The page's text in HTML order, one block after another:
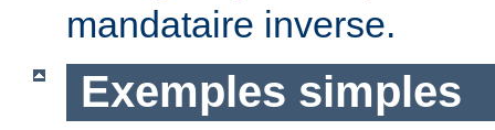
mandataire inverse.
Exemples simples